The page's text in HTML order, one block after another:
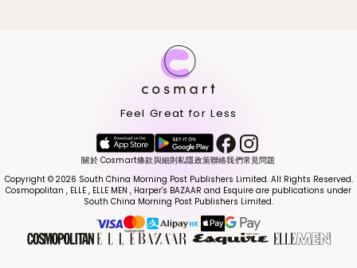
Feel Great for Less
關於 Cosmart條款與細則私隱政策聯絡我們常見問題
Copyright © 2026 South China Morning Post Publishers Limited. All Rights Reserved.
Cosmopolitan , ELLE , ELLE MEN , Harper's BAZAAR and Esquire are publications under
South China Morning Post Publishers Limited.